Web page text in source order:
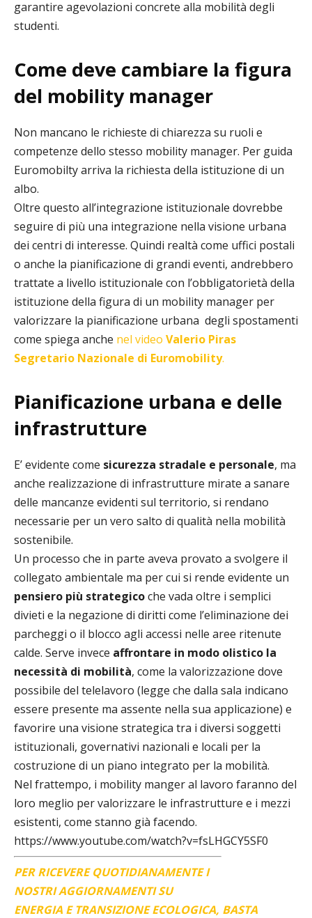
garantire agevolazioni concrete alla mobilità degli
studenti.
Come deve cambiare la figura
del mobility manager
Non mancano le richieste di chiarezza su ruoli e
competenze dello stesso mobility manager. Per guida
Euromobilty arriva la richiesta della istituzione di un
albo.
Oltre questo all’integrazione istituzionale dovrebbe
seguire di più una integrazione nella visione urbana
dei centri di interesse. Quindi realtà come uffici postali
o anche la pianificazione di grandi eventi, andrebbero
trattate a livello istituzionale con l’obbligatorietà della
istituzione della figura di un mobility manager per
valorizzare la pianificazione urbana degli spostamenti
come spiega anche nel video Valerio Piras
Segretario Nazionale di Euromobility.
Pianificazione urbana e delle
infrastrutture
E’ evidente come sicurezza stradale e personale, ma
anche realizzazione di infrastrutture mirate a sanare
delle mancanze evidenti sul territorio, si rendano
necessarie per un vero salto di qualità nella mobilità
sostenibile.
Un processo che in parte aveva provato a svolgere il
collegato ambientale ma per cui si rende evidente un
pensiero più strategicoche vada oltre i semplici
divieti e la negazione di diritti come l’eliminazione dei
parcheggi o il blocco agli accessi nelle aree ritenute
calde. Serve invece affrontare in modo olistico la
necessità di mobilità, come la valorizzazione dove
possibile del telelavoro (legge che dalla sala indicano
essere presente ma assente nella sua applicazione) e
favorire una visione strategica tra i diversi soggetti
istituzionali, governativi nazionali e locali per la
costruzione di un piano integrato per la mobilità.
Nel frattempo, i mobility manger al lavoro faranno del
loro meglio per valorizzare le infrastrutture e i mezzi
esistenti, come stanno già facendo.
https://www.youtube.com/watch?v=fsLHGCY5SF0
PER RICEVERE QUOTIDIANAMENTE I
NOSTRI AGGIORNAMENTI SU
ENERGIA E TRANSIZIONE ECOLOGICA, BASTA